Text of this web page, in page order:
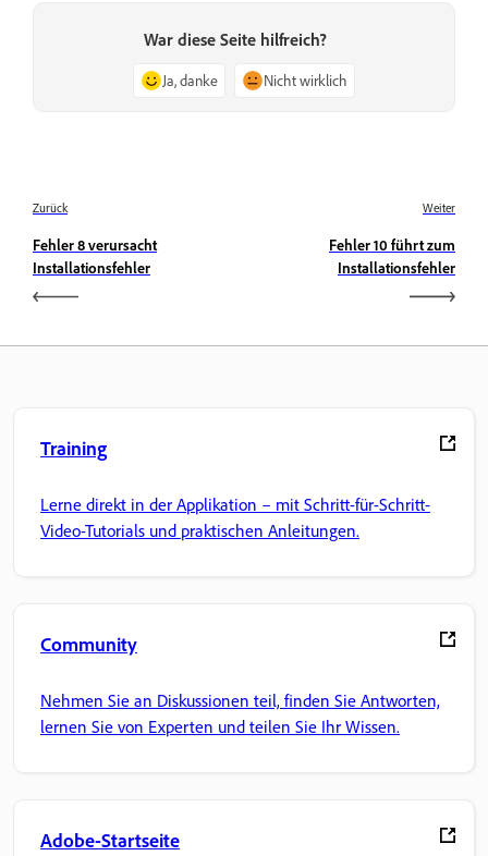
War diese Seite hilfreich?
Ja, danke Nicht wirklich
Zurück
Fehler 8 verursacht
Installationsfehler
Weiter
Fehler 10 führt zum
Installationsfehler
Training
Lerne direkt in der Applikation – mit Schritt-für-Schritt-
Video-Tutorials und praktischen Anleitungen.
Community
Nehmen Sie an Diskussionen teil, finden Sie Antworten,
lernen Sie von Experten und teilen Sie Ihr Wissen.
Adobe-Startseite